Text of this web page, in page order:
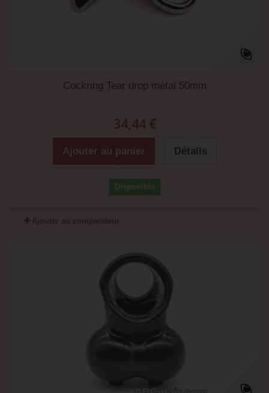
Cockring Tear drop métal 50mm
34,44 €
Ajouter au panier Détails
Disponible